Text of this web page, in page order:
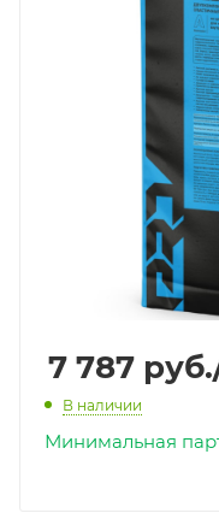
7 787 руб.
В наличии
Минимальная